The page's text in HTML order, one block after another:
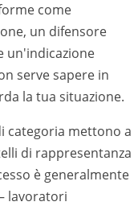
come
un difensore
un'indicazione
serve sapere in
la tua situazione.
categoria mettono a
di rappresentanza
è generalmente
lavoratori